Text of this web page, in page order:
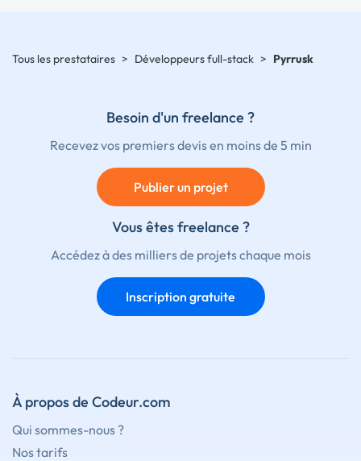
Tous les prestataires > Développeurs full-stack > Pyrrusk
Besoin d'un freelance ?
Recevez vos premiers devis en moins de 5 min
Publier un projet
Vous êtes freelance ?
Accédez à des milliers de projets chaque mois
Inscription gratuite
À propos de Codeur.com
Qui sommes-nous ?
Nos tarifs